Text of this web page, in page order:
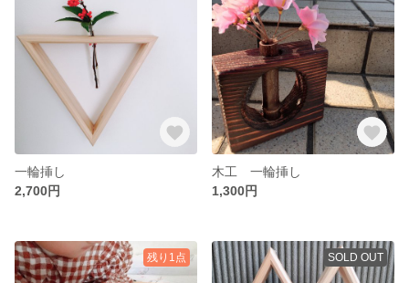
一輪挿し
2,700円
木工 一輪挿し
1,300円
残り1点 SOLD OUT